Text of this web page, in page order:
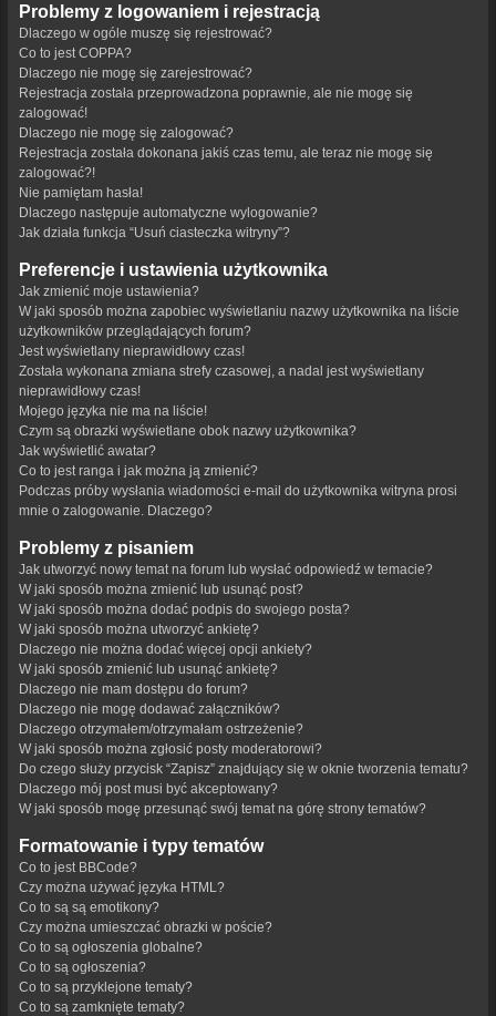
Problemy z logowaniem i rejestracją
Dlaczego w ogóle muszę się rejestrować?
Co to jest COPPA?
Dlaczego nie mogę się zarejestrować?
Rejestracja została przeprowadzona poprawnie, ale nie mogę się
zalogować!
Dlaczego nie mogę się zalogować?
Rejestracja została dokonana jakiś czas temu, ale teraz nie mogę się
zalogować?!
Nie pamiętam hasła!
Dlaczego następuje automatyczne wylogowanie?
Jak działa funkcja “Usuń ciasteczka witryny”?
Preferencje i ustawienia użytkownika
Jak zmienić moje ustawienia?
W jaki sposób można zapobiec wyświetlaniu nazwy użytkownika na liście
użytkowników przeglądających forum?
Jest wyświetlany nieprawidłowy czas!
Została wykonana zmiana strefy czasowej, a nadal jest wyświetlany
nieprawidłowy czas!
Mojego języka nie ma na liście!
Czym są obrazki wyświetlane obok nazwy użytkownika?
Jak wyświetlić awatar?
Co to jest ranga i jak można ją zmienić?
Podczas próby wysłania wiadomości e-mail do użytkownika witryna prosi
mnie o zalogowanie. Dlaczego?
Problemy z pisaniem
Jak utworzyć nowy temat na forum lub wysłać odpowiedź w temacie?
W jaki sposób można zmienić lub usunąć post?
W jaki sposób można dodać podpis do swojego posta?
W jaki sposób można utworzyć ankietę?
Dlaczego nie można dodać więcej opcji ankiety?
W jaki sposób zmienić lub usunąć ankietę?
Dlaczego nie mam dostępu do forum?
Dlaczego nie mogę dodawać załączników?
Dlaczego otrzymałem/otrzymałam ostrzeżenie?
W jaki sposób można zgłosić posty moderatorowi?
Do czego służy przycisk “Zapisz” znajdujący się w oknie tworzenia tematu?
Dlaczego mój post musi być akceptowany?
W jaki sposób mogę przesunąć swój temat na górę strony tematów?
Formatowanie i typy tematów
Co to jest BBCode?
Czy można używać języka HTML?
Co to są są emotikony?
Czy można umieszczać obrazki w poście?
Co to są ogłoszenia globalne?
Co to są ogłoszenia?
Co to są przyklejone tematy?
Co to są zamknięte tematy?